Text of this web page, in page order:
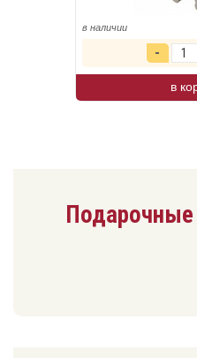
в наличии
в